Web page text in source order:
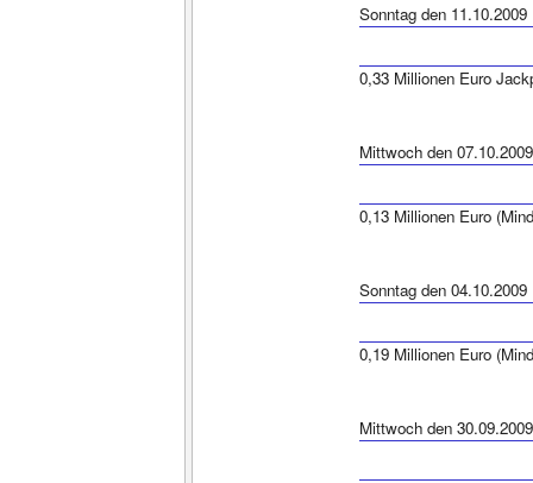
Sonntag den 11.10.2009
0,33 Millionen Euro
Mittwoch den 07.10.2009
0,13 Millionen Euro
Sonntag den 04.10.2009
0,19 Millionen Euro
Mittwoch den 30.09.2009